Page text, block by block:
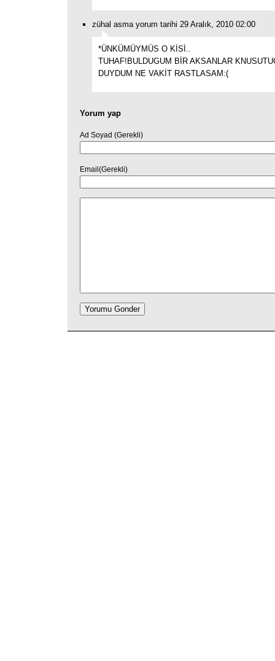
zühal asma yorum tarihi 29 Aralık, 2010 02:00
*ÜNKÜMÜYMÜS O KİSİ..
TUHAF!BULDUGUM BİR AKSANLAR
DUYDUM NE VAKİT RASTLASAM:(
Yorum yap
Ad Soyad (Gerekli)
Email(Gerekli)